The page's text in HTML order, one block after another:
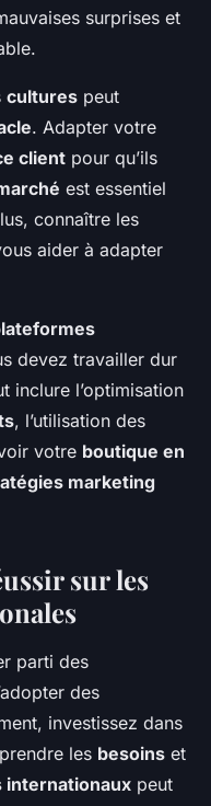
surprises et
cultures peut
. Adapter votre
client pour qu’ils
est essentiel
connaître les
aider à adapter
devez travailler dur
inclure l’optimisation
, l’utilisation des
votre boutique en
marketing
sur les
parti des
des
investissez dans
les besoins et
internationaux peut